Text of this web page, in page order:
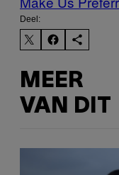
Deel:
MEER
VAN DIT